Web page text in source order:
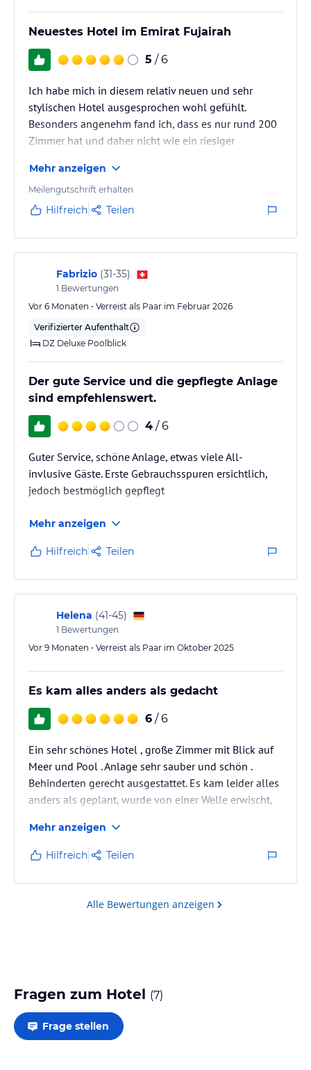
Neuestes Hotel im Emirat Fujairah
5 / 6
Ich habe mich in diesem relativ neuen und sehr
stylischen Hotel ausgesprochen wohl gefühlt.
Besonders angenehm fand ich, dass es nur rund 200
Zimmer hat und daher nicht wie ein riesiger
wieder, was eine persönliche und sehr warme
Atmosphäre schafft.
Housekeeping-Service. Es scheint fast eine interne
Challenge zu sein, die Gäste glücklich zu machen –
und die Zimmer sind wirklich außergewöhnlich
sauber. Meine beiden Room Boys,…
Mehr anzeigen
Meilengutschrift erhalten
Hilfreich Teilen
Fabrizio (31-35)
1 Bewertungen
Vor 6 Monaten • Verreist als Paar im Februar 2026
Verifizierter Aufenthalt
DZ Deluxe Poolblick
Der gute Service und die gepflegte Anlage
sind empfehlenswert.
4 / 6
Guter Service, schöne Anlage, etwas viele All-
invlusive Gäste. Erste Gebrauchsspuren ersichtlich,
jedoch bestmöglich gepflegt
Mehr anzeigen
Hilfreich Teilen
Helena (41-45)
1 Bewertungen
Vor 9 Monaten • Verreist als Paar im Oktober 2025
Es kam alles anders als gedacht
6 / 6
Ein sehr schönes Hotel , große Zimmer mit Blick auf
Meer und Pool . Anlage sehr sauber und schön .
Behinderten gerecht ausgestattet. Es kam leider alles
anders als geplant, wurde von einer Welle erwischt,
Beach Boy , Hotelpersonal Manager , Gäste . Haben
sich sehr rührend um mich gekümmert,mit Wasser ,
Tüchern usw . Kam auch schnell der Krankenwagen .
Als ich zurück kam habe die best mögliche
Versorgung bekommen. Ob es von hotelmager/in
Mehr anzeigen
Hilfreich Teilen
Alle Bewertungen anzeigen
Fragen zum Hotel (7)
Frage stellen